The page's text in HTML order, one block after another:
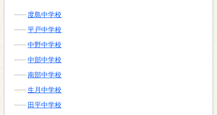
度島中学校
平戸中学校
中野中学校
中部中学校
南部中学校
生月中学校
田平中学校